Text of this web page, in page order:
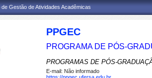
Gestão de Atividades Acadêmicas
PPGEC
PROGRAMA DE PÓS-
PROGRAMAS DE PÓS-
E-mail: Não informado